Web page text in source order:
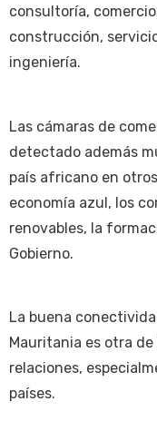
consultoría,
construcción,
ingeniería.
Las cámaras de
detectado además
país africano en
economía azul, los
renovables, la
Gobierno.
La buena
Mauritania es otra
relaciones,
países.